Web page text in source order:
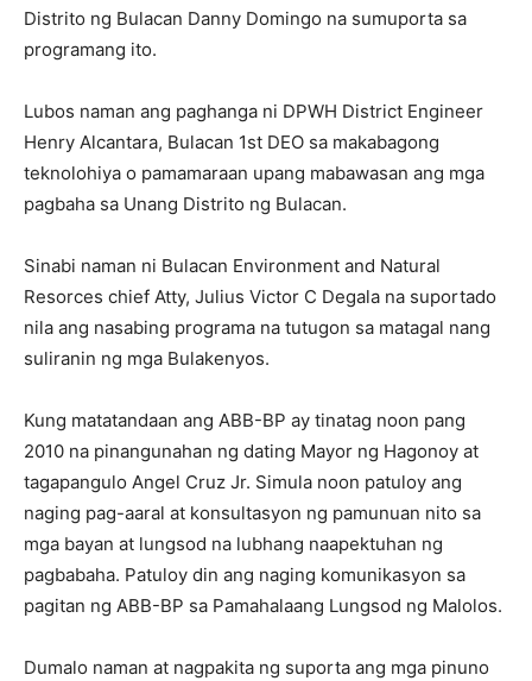
Distrito ng Bulacan Danny Domingo na sumuporta sa
programang ito.
Lubos naman ang paghanga ni DPWH District Engineer
Henry Alcantara, Bulacan 1st DEO sa makabagong
teknolohiya o pamamaraan upang mabawasan ang mga
pagbaha sa Unang Distrito ng Bulacan.
Sinabi naman ni Bulacan Environment and Natural
Resorces chief Atty, Julius Victor C Degala na suportado
nila ang nasabing programa na tutugon sa matagal nang
suliranin ng mga Bulakenyos.
Kung matatandaan ang ABB-BP ay tinatag noon pang
2010 na pinangunahan ng dating Mayor ng Hagonoy at
tagapangulo Angel Cruz Jr. Simula noon patuloy ang
naging pag-aaral at konsultasyon ng pamunuan nito sa
mga bayan at lungsod na lubhang naapektuhan ng
pagbabaha. Patuloy din ang naging komunikasyon sa
pagitan ng ABB-BP sa Pamahalaang Lungsod ng Malolos.
Dumalo naman at nagpakita ng suporta ang mga pinuno